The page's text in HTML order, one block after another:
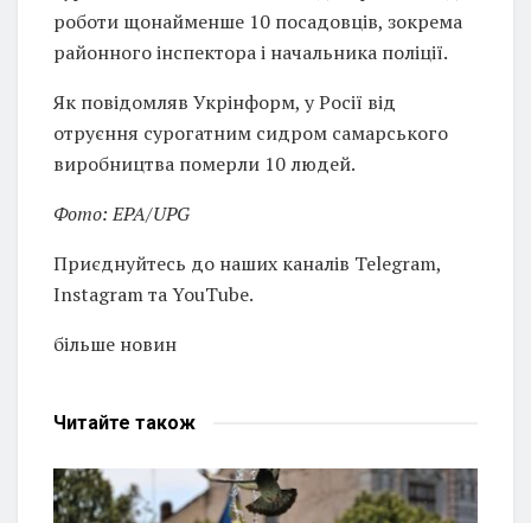
роботи щонайменше 10 посадовців, зокрема
районного інспектора і начальника поліції.
Як повідомляв Укрінформ, у Росії від
отруєння сурогатним сидром самарського
виробництва померли 10 людей.
Фото: EPA/UPG
Приєднуйтесь до наших каналів Telegram,
Instagram та YouTube.
більше новин
Читайте також